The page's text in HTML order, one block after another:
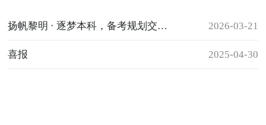
扬帆黎明 · 逐梦本科，备考规划交流分享会首场在经管系举行 2026-03-21
喜报 2025-04-30